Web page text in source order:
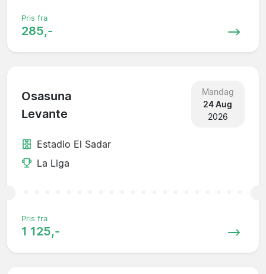
Pris fra
285,-
Osasuna
Levante
Mandag
24 Aug
2026
Estadio El Sadar
La Liga
Pris fra
1 125,-